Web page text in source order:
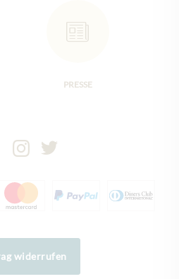
PRESSE
widerrufen